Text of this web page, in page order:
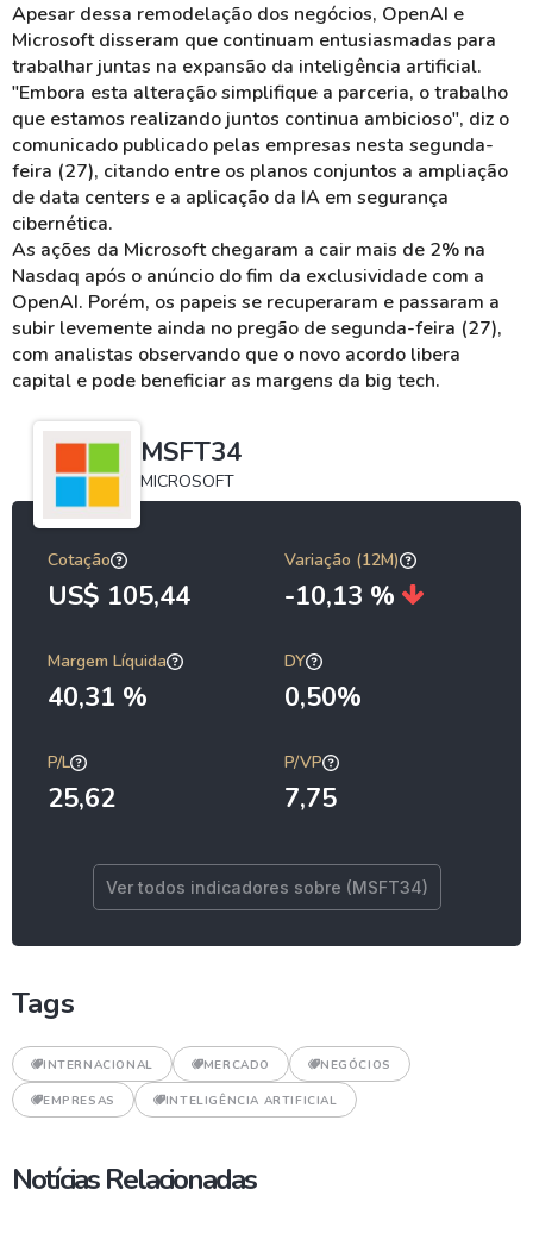
Apesar dessa remodelação dos negócios, OpenAI e
Microsoft disseram que continuam entusiasmadas para
trabalhar juntas na expansão da inteligência artificial.
"Embora esta alteração simplifique a parceria, o trabalho
que estamos realizando juntos continua ambicioso", diz o
comunicado publicado pelas empresas nesta segunda-
feira (27), citando entre os planos conjuntos a ampliação
de data centers e a aplicação da IA em segurança
cibernética.
As ações da Microsoft chegaram a cair mais de 2% na
Nasdaq após o anúncio do fim da exclusividade com a
OpenAI. Porém, os papeis se recuperaram e passaram a
subir levemente ainda no pregão de segunda-feira (27),
com analistas observando que o novo acordo libera
capital e pode beneficiar as margens da big tech.
MSFT34
MICROSOFT
Cotação
US$ 105,44
Variação (12M)
-10,13 %
Margem Líquida
40,31 %
DY
0,50%
P/L
25,62
P/VP
7,75
Ver todos indicadores sobre (MSFT34)
Tags
INTERNACIONAL MERCADO NEGÓCIOS
EMPRESAS INTELIGÊNCIA ARTIFICIAL
Notícias Relacionadas